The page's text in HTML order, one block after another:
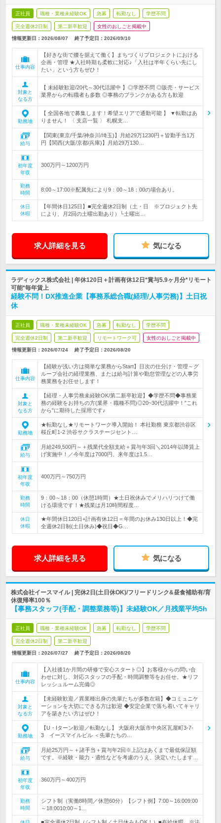
正社員 職種・業種未経験OK 急募 転勤なし 学歴不問
完全週休2日制 第二新卒歓迎 女性のおしごと掲載中
情報更新日：2026/08/07 終了予定日： 2026/09/10
仕事内容
【好きな街で腰を据えて働く】まちづくりプロジェクトにおける
企画・管理 ★入社時期も柔軟に対応♪「入社は半年くらい先にし
たい」という方もぜひ！
対象と
なる方
【 未経験歓迎/20代～30代活躍中 】◎学歴不問 ◎販売・サービス
業界からの転職者も多数 ◎事務のブランクがある方も歓迎
勤務地
【 全国各地で募集します！希望エリアで通勤可能 】 ▼転勤はあ
りません！ 〈 支店一覧 〉 札幌支…
給与
【関東(東京/千葉/神奈川/埼玉)】月給29万1230円＋皆勤手当1万
円【関西(大阪/京都/兵庫)】月給29万130…
初年度
年収
300万円～1200万円
勤務
時間
8:00～17:00※配属先により9：00～18：00の場合あり。
休日
休暇
【年間休日125日】■完全週休2日制（土・日 ※プロジェクト先
により、月2回の土曜出勤あり）└土曜出…
求人詳細を見る 気になる
ラディックス株式会社 | 年休120日＋計画有休12日*賞与5.9ヶ月分*リモート
可能*毎年賃上
経験不問！DX推進企業【事務系総合職(経理/人事労務)】土日祝
休
正社員 職種・業種未経験OK 急募 転勤なし 学歴不問
完全週休2日制 第二新卒歓迎 リモートワーク可 女性のおしごと掲載中
情報更新日：2026/07/24 終了予定日： 2026/08/20
仕事内容
【経験が浅い方は簡単な業務からStart】日次の仕分け・管理～グ
ループ会社の経理業務、または給与計算や勤怠管理などの人事労
務業務をお任せします！
対象と
なる方
【経理・人事労務未経験OK/第二新卒歓迎】◆学歴不問◆事務業
務の経験をお持ちの方(業界・職種不問)◎20~30代活躍中！"これ
から"に期待した採用です♪
勤務地
★転勤なし★リモートワーク導入開始！ 本社勤務 東京都渋谷区
桜丘町1-2 渋谷サクラステージセント…
給与
月給249,500円～＋残業代全額支給＋賞与年3回＼2014年以降賃上
げ実施中！／今年度は7000円、来年度は1.5…
初年度
年収
400万円～750万円
勤務
時間
9：00～18：00（休憩1時間）★土日祝休みでメリハリつけて働
ける環境です！★残業は月10時間程度…
休日
休暇
★年間休日120日+計画有休12日＝年間のお休み130日以上！◆完
全週休2日制(土日休み)◆祝日◆G…
求人詳細を見る 気になる
株式会社イースマイル | 完休2日(土日休OK)/フリードリンク&昼食補助有/育
休復帰率100％
【事務スタッフ(手配・調整業務等)】未経験OK／月残業平均5h
正社員 職種・業種未経験OK 急募 転勤なし 学歴不問
完全週休2日制 第二新卒歓迎
情報更新日：2026/07/27 終了予定日： 2026/08/20
仕事内容
【入社後1か月間の研修で安心スタート◎】お客様からの問い合
わせに対し、対応スタッフの手配・時間調整等をお任せ。★リフ
レッシュルーム完備◎
対象と
なる方
【未経験歓迎／異業種出身の先輩たちが多数在籍】◆コミュニケ
ーションを大切にできる方は歓迎 ◆安定企業で落ち着いてキャリ
アを築きたい方はぜひ！
勤務地
【U・Iターン歓迎／転勤なし】 大阪府大阪市中央区瓦屋町3-7-
3 イースマイルビル ＜先輩たちの…
給与
月給25万円～＋諸手当＋賞与年2回※上記はあくまで最低保証額
です。※経験・能力・適性などを考慮のうえ、決定いたします…
初年度
年収
360万円～400万円
勤務
時間
シフト制（実働8時間／休憩60分）【シフト例】7:00～16:009:00
～18:0010:00～1…